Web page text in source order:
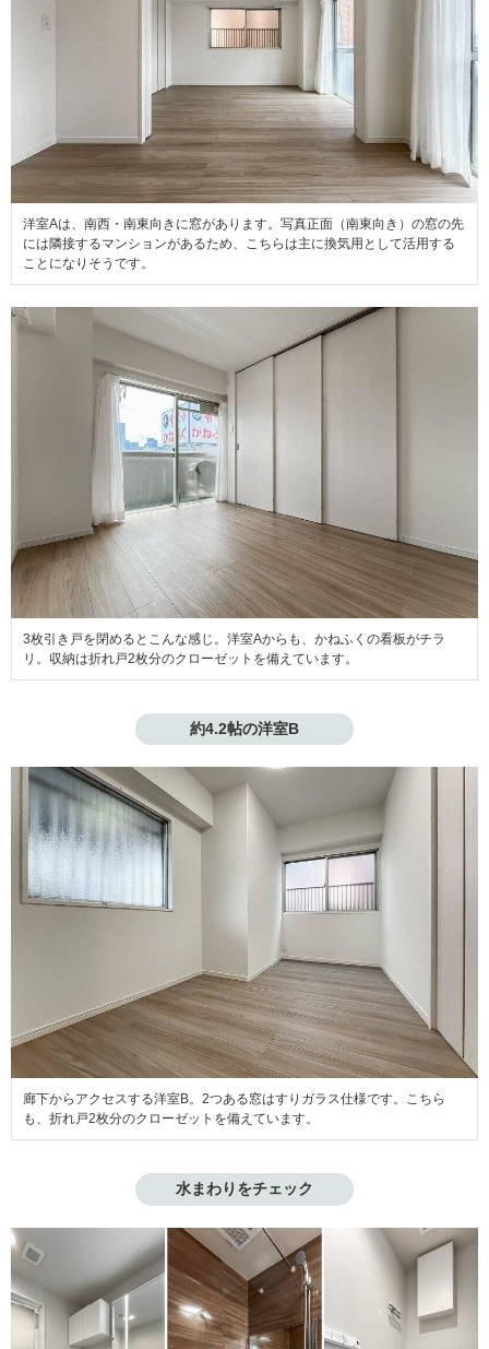
洋室Aは、南西・南東向きに窓があります。写真正面（南東向き）の窓の先
には隣接するマンションがあるため、こちらは主に換気用として活用する
ことになりそうです。
3枚引き戸を閉めるとこんな感じ。洋室Aからも、かねふくの看板がチラ
リ。収納は折れ戸2枚分のクローゼットを備えています。
約4.2帖の洋室B
廊下からアクセスする洋室B。2つある窓はすりガラス仕様です。こちら
も、折れ戸2枚分のクローゼットを備えています。
水まわりをチェック